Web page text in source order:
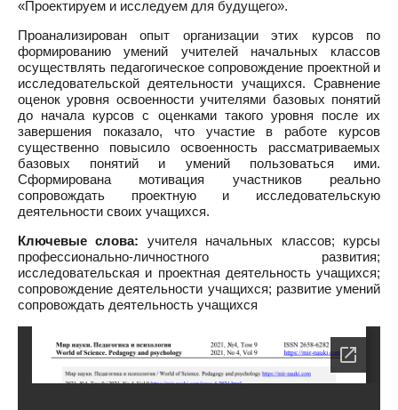
«Проектируем и исследуем для будущего».
Проанализирован опыт организации этих курсов по
формированию умений учителей начальных классов
осуществлять педагогическое сопровождение проектной и
исследовательской деятельности учащихся. Сравнение
оценок уровня освоенности учителями базовых понятий
до начала курсов с оценками такого уровня после их
завершения показало, что участие в работе курсов
существенно повысило освоенность рассматриваемых
базовых понятий и умений пользоваться ими.
Сформирована мотивация участников реально
сопровождать проектную и исследовательскую
деятельности своих учащихся.
Ключевые слова: учителя начальных классов; курсы
профессионально-личностного развития;
исследовательская и проектная деятельность учащихся;
сопровождение деятельности учащихся; развитие умений
сопровождать деятельность учащихся